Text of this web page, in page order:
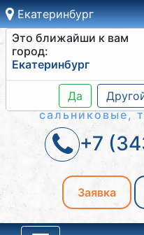
Екатеринбург
Это ближайши к вам
город:
Екатеринбург
Да
сальниковые,
+7
Заявка